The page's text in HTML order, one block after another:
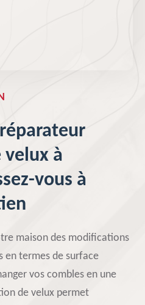
à
vous à
maison des modifications
en termes de surface
vos combles en une
de velux permet